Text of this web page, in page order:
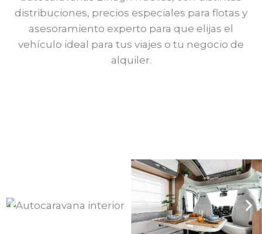
distribuciones, precios especiales para flotas y
asesoramiento experto para que elijas el
vehículo ideal para tus viajes o tu negocio de
alquiler.